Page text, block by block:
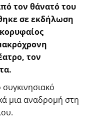
τον θάνατό του
σε εκδήλωση
τον
μια αναδρομή στη